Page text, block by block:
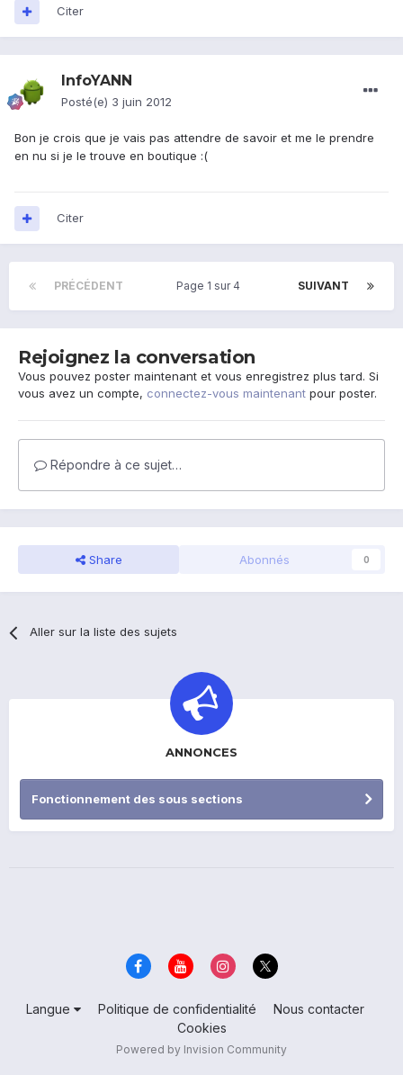
Citer
InfoYANN
Posté(e) 3 juin 2012
Bon je crois que je vais pas attendre de savoir et me le prendre
en nu si je le trouve en boutique :(
Citer
PRÉCÉDENT SUIVANT
Page 1 sur 4
Rejoignez la conversation
Vous pouvez poster maintenant et vous enregistrez plus tard. Si
vous avez un compte, connectez-vous maintenant pour poster.
Répondre à ce sujet…
Share Abonnés 0
Aller sur la liste des sujets
ANNONCES
Fonctionnement des sous sections
Langue Politique de confidentialité
Nous contacter
Cookies
Powered by Invision Community